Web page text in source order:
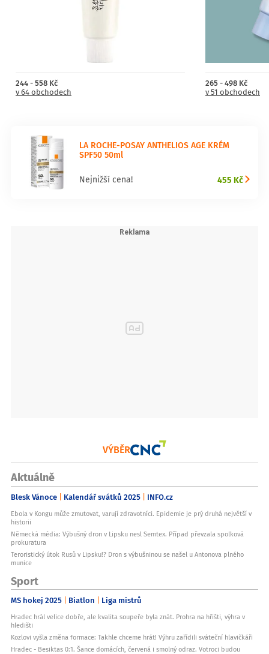
244 - 558 Kč
v 64 obchodech
265 - 498 Kč
v 51 obchodech
LA ROCHE-POSAY ANTHELIOS AGE KRÉM
SPF50 50ml
Nejnižší cena! 455 Kč
VÝBĚR
Aktuálně
Blesk Vánoce Kalendář svátků 2025 INFO.cz
Ebola v Kongu může zmutovat, varují zdravotníci. Epidemie je prý druhá největší v
historii
Německá média: Výbušný dron v Lipsku nesl Semtex. Případ převzala spolková
prokuratura
Teroristický útok Rusů v Lipsku!? Dron s výbušninou se našel u Antonova plného
munice
Sport
MS hokej 2025 Biatlon Liga mistrů
Hradec hrál velice dobře, ale kvalita soupeře byla znát. Prohra na hřišti, výhra v
hledišti
Kozlovi vyšla změna formace: Takhle chceme hrát! Výhru zařídili sváteční hlavičkáři
Hradec - Besiktas 0:1. Šance domácích, červená i smolný odraz. Votroci budou